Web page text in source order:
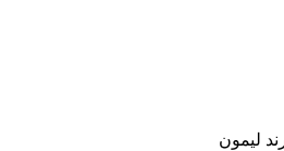
لیمون